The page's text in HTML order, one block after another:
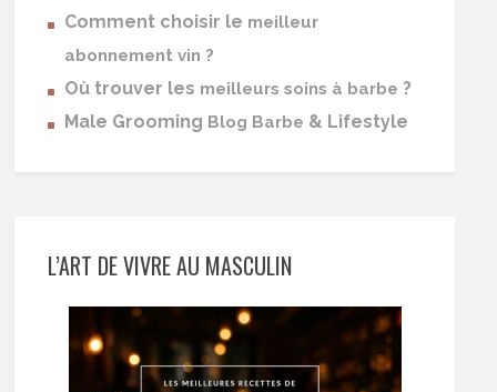
Comment choisir le meilleur
abonnement vin ?
Où trouver les meilleurs soins à barbe ?
Male Grooming Blog Barbe & Lifestyle
L’ART DE VIVRE AU MASCULIN